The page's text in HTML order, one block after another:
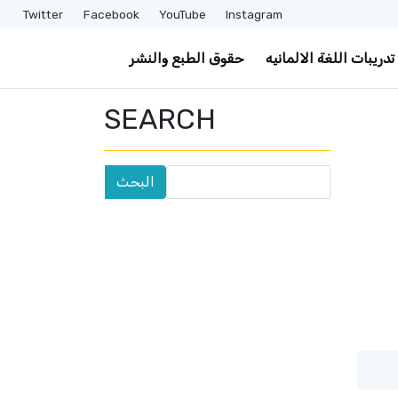
Instagram
YouTube
Facebook
Twitter
تدريبات اللغة الالمانيه حقوق الطبع والنشر
SEARCH